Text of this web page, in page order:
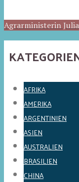
Agrarministerin
AFRIKA
AMERIKA
ARGENTINIEN
ASIEN
AUSTRALIEN
BRASILIEN
CHINA